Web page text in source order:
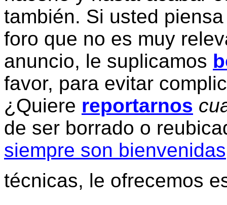
también. Si usted
foro que no es muy
anuncio, le suplicamos
favor, para evitar
¿Quiere reportarnos
de ser borrado o
siempre son bienvenidas
técnicas, le ofrecemos